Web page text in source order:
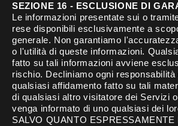
SEZIONE 16 - ESCLUSIONE DI
Le informazioni presentate sui o
rese disponibili esclusivamente a
generale. Non garantiamo
o l'utilità di queste informazioni.
fatto su tali informazioni avviene
rischio. Decliniamo ogni responsabilità
qualsiasi affidamento fatto su tali
di qualsiasi altro visitatore dei Servizi
venga informato di uno qualsiasi dei
SALVO QUANTO